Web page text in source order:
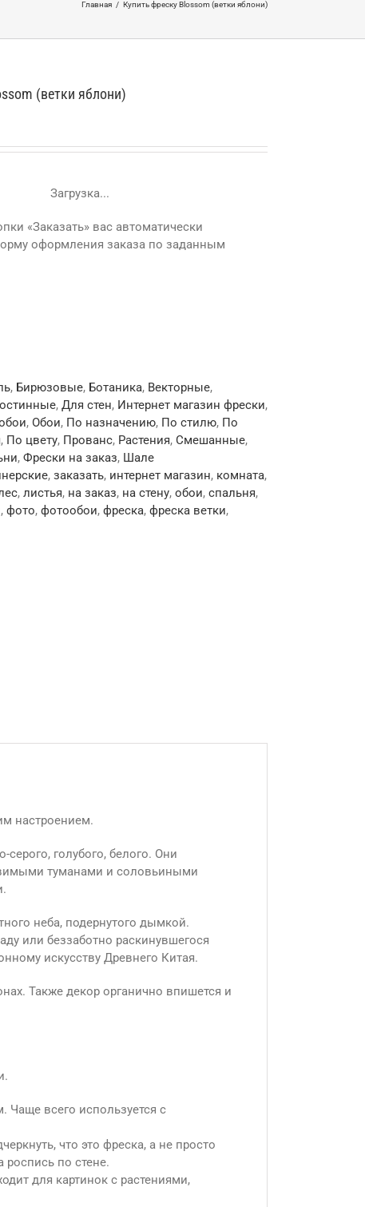
Главная / Купить фреску Blossom (ветки яблони)
(ветки яблони)
Загрузка...
«Заказать» вас автоматически
оформления заказа по заданным
, Бирюзовые, Ботаника, Векторные,
, Для стен, Интернет магазин фрески,
, Обои, По назначению, По стилю, По
, По цвету, Прованс, Растения, Смешанные,
, Фрески на заказ, Шале
, заказать, интернет магазин, комната,
, листья, на заказ, на стену, обои, спальня,
, фото, фотообои, фреска, фреска ветки,
настроением.
голубого, белого. Они
туманами и соловьиными
неба, подернутого дымкой.
или беззаботно раскинувшегося
искусству Древнего Китая.
Также декор органично впишется и
Чаще всего используется с
что это фреска, а не просто
по стене.
для картинок с растениями,